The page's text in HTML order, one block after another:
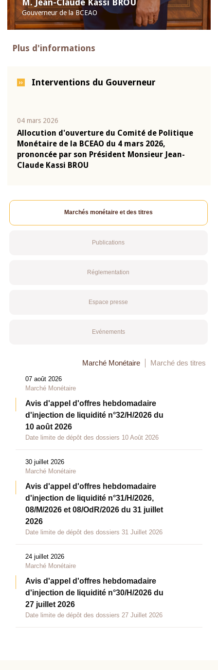
M. Jean-Claude Kassi BROU
Gouverneur de la BCEAO
Plus d'informations
Interventions du Gouverneur
04 mars 2026
Allocution d'ouverture du Comité de Politique
Monétaire de la BCEAO du 4 mars 2026,
prononcée par son Président Monsieur Jean-
Claude Kassi BROU
Marchés monétaire et des titres
Publications
Réglementation
Espace presse
Evénements
Marché Monétaire Marché des titres
07 août 2026
Marché Monétaire
Avis d'appel d'offres hebdomadaire
d'injection de liquidité n°32/H/2026 du
10 août 2026
Date limite de dépôt des dossiers 10 Août 2026
30 juillet 2026
Marché Monétaire
Avis d'appel d'offres hebdomadaire
d'injection de liquidité n°31/H/2026,
08/M/2026 et 08/OdR/2026 du 31 juillet
2026
Date limite de dépôt des dossiers 31 Juillet 2026
24 juillet 2026
Marché Monétaire
Avis d'appel d'offres hebdomadaire
d'injection de liquidité n°30/H/2026 du
27 juillet 2026
Date limite de dépôt des dossiers 27 Juillet 2026